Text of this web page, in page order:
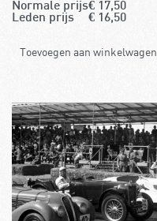
Normale prijs€ 17,50
Leden prijs
€ 16,50
Toevoegen aan winkelwagen